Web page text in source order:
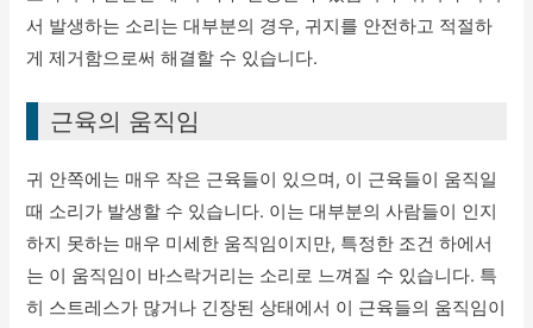
서 발생하는 소리는 대부분의 경우, 귀지를 안전하고 적절하
게 제거함으로써 해결할 수 있습니다.
근육의 움직임
귀 안쪽에는 매우 작은 근육들이 있으며, 이 근육들이 움직일
때 소리가 발생할 수 있습니다. 이는 대부분의 사람들이 인지
하지 못하는 매우 미세한 움직임이지만, 특정한 조건 하에서
는 이 움직임이 바스락거리는 소리로 느껴질 수 있습니다. 특
히 스트레스가 많거나 긴장된 상태에서 이 근육들의 움직임이